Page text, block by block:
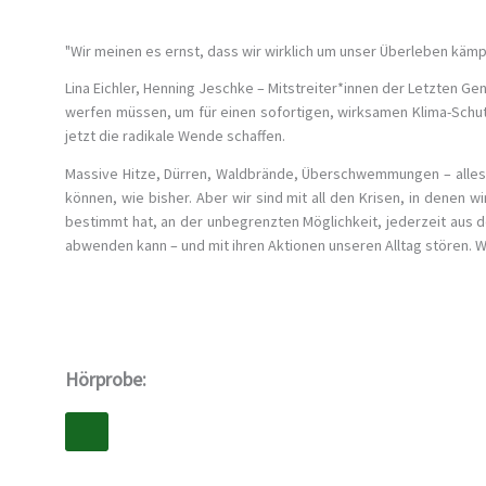
"Wir meinen es ernst, dass wir wirklich um unser Überleben
Lina Eichler, Henning Jeschke – Mitstreiter*innen der Letzten
werfen müssen, um für einen sofortigen, wirksamen Klima-
jetzt die radikale Wende schaffen.
Massive Hitze, Dürren, Waldbrände, Überschwemmungen –
können, wie bisher. Aber wir sind mit all den Krisen, in denen
bestimmt hat, an der unbegrenzten Möglichkeit, jederzeit aus
abwenden kann – und mit ihren Aktionen unseren Alltag
Hörprobe: